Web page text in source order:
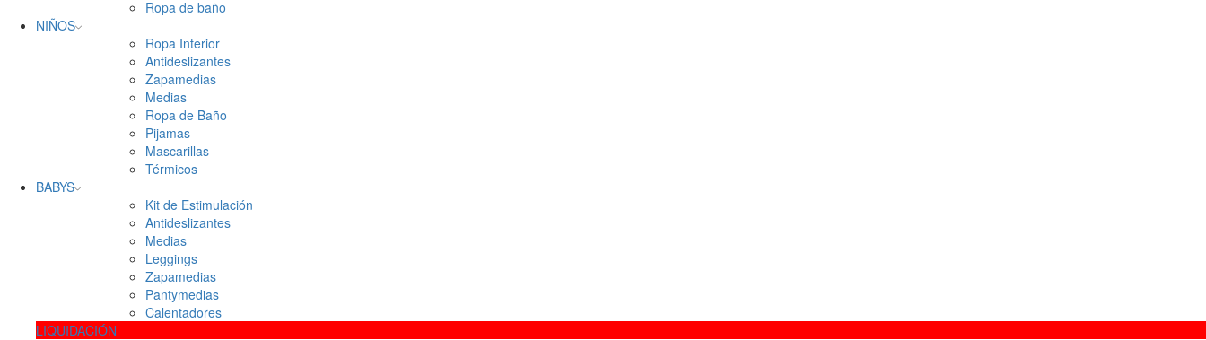
Ropa de baño
NIÑOS
Ropa Interior
Antideslizantes
Zapamedias
Medias
Ropa de Baño
Pijamas
Mascarillas
Térmicos
BABYS
Kit de Estimulación
Antideslizantes
Medias
Leggings
Zapamedias
Pantymedias
Calentadores
LIQUIDACIÓN